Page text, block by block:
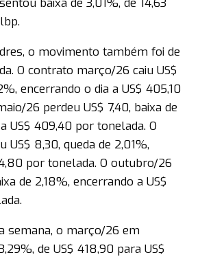
baixa de 3,01%, de 14,63
o movimento também foi de
O contrato março/26 caiu US$
encerrando o dia a US$ 405,10
26 perdeu US$ 7,40, baixa de
US$ 409,40 por tonelada. O
8,30, queda de 2,01%,
por tonelada. O outubro/26
de 2,18%, encerrando a US$
semana, o março/26 em
de US$ 418,90 para US$